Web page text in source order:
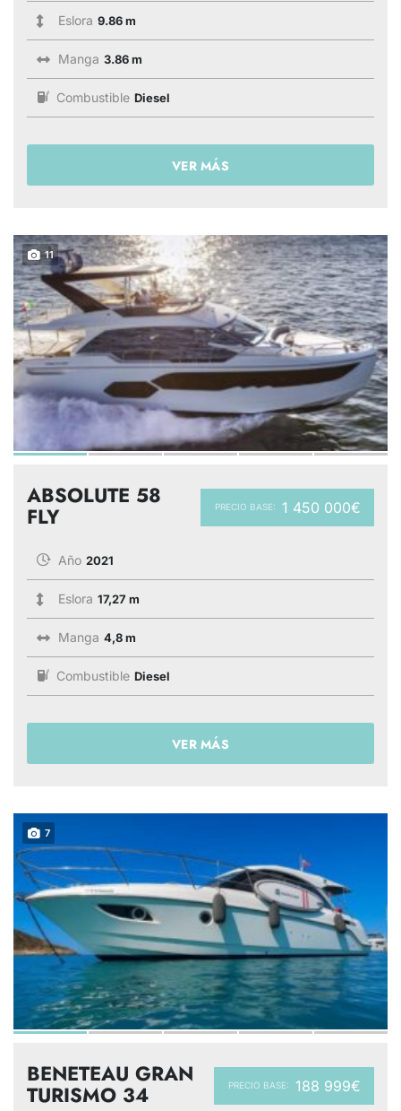
Eslora 9.86 m
Manga 3.86 m
Combustible Diesel
VER MÁS
11
PRECIO BASE: 1 450 000€
ABSOLUTE 58
FLY
Año 2021
Eslora 17,27 m
Manga 4,8 m
Combustible Diesel
VER MÁS
7
PRECIO BASE: 188 999€
BENETEAU GRAN
TURISMO 34